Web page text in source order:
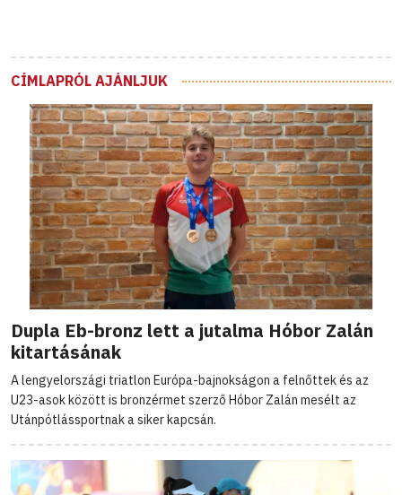
CÍMLAPRÓL AJÁNLJUK
Dupla Eb-bronz lett a jutalma Hóbor Zalán
kitartásának
A lengyelországi triatlon Európa-bajnokságon a felnőttek és az
U23-asok között is bronzérmet szerző Hóbor Zalán mesélt az
Utánpótlássportnak a siker kapcsán.